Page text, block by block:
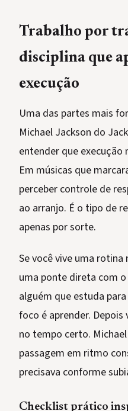
Trabalho por
disciplina que
execução
Uma das partes mais
Michael Jackson do
entender que execução
Em músicas que
perceber controle de
ao arranjo. É o tipo de
apenas por sorte.
Se você vive uma
uma ponte direta com
alguém que estuda
foco é aprender.
no tempo certo.
passagem em ritmo
precisava conforme
Checklist prático